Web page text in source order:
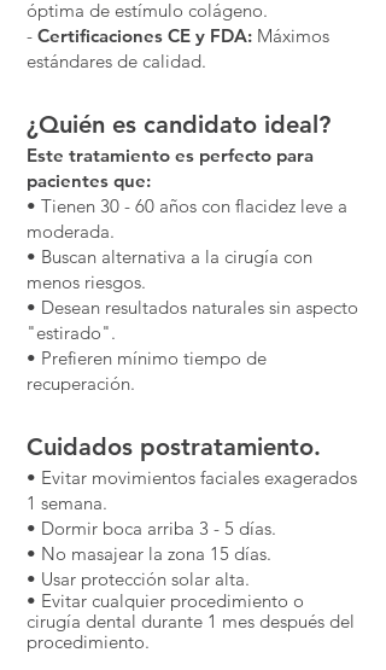
óptima de estímulo colágeno.
- Certificaciones CE y FDA: Máximos
estándares de calidad.
¿Quién es candidato ideal?
Este tratamiento es perfecto para
pacientes que:
• Tienen 30 - 60 años con flacidez leve a
moderada.
• Buscan alternativa a la cirugía con
menos riesgos.
• Desean resultados naturales sin aspecto
"estirado".
• Prefieren mínimo tiempo de
recuperación.
Cuidados postratamiento.
• Evitar movimientos faciales exagerados
1 semana.
• Dormir boca arriba 3 - 5 días.
• No masajear la zona 15 días.
• Usar protección solar alta.
• Evitar cualquier procedimiento o
cirugía dental durante 1 mes después del
procedimiento.